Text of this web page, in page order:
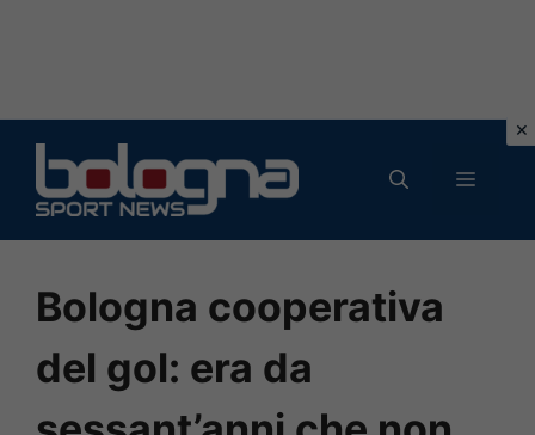
contenuto
MENU
Bologna cooperativa
del gol: era da